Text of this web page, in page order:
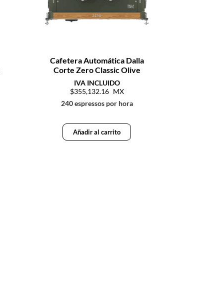
Cafetera Automática Dalla
Corte Zero Classic Olive
355,132.16
240 espressos por hora
Añadir al carrito